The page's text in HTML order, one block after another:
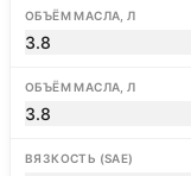
ОБЪЁМ МАСЛА, Л
3.8
ОБЪЁМ МАСЛА, Л
3.8
ВЯЗКОСТЬ (SAE)